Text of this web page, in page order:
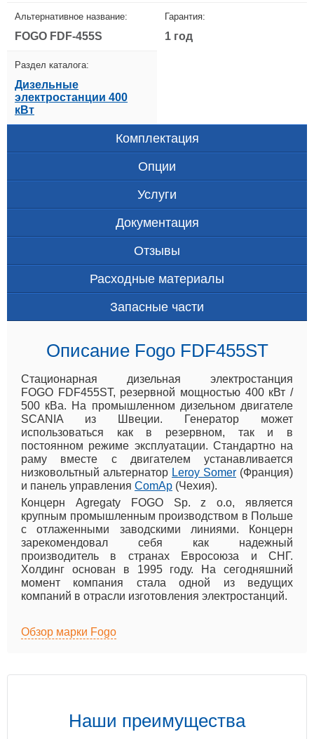
Альтернативное название:
FOGO FDF-455S
Гарантия:
1 год
Раздел каталога:
Дизельные
электростанции 400
кВт
Комплектация
Опции
Услуги
Документация
Отзывы
Расходные материалы
Запасные части
Описание Fogo FDF455ST
Стационарная дизельная электростанция
FOGO FDF455ST, резервной мощностью 400 кВт /
500 кВа. На промышленном дизельном двигателе
SCANIA из Швеции. Генератор может
использоваться как в резервном, так и в
постоянном режиме эксплуатации. Стандартно на
раму вместе с двигателем устанавливается
низковольтный альтернатор Leroy Somer (Франция)
и панель управления ComAp (Чехия).
Концерн Agregaty FOGO Sp. z o.o, является
крупным промышленным производством в Польше
с отлаженными заводскими линиями. Концерн
зарекомендовал себя как надежный
производитель в странах Евросоюза и СНГ.
Холдинг основан в 1995 году. На сегодняшний
момент компания стала одной из ведущих
компаний в отрасли изготовления электростанций.
Обзор марки Fogo
Наши преимущества